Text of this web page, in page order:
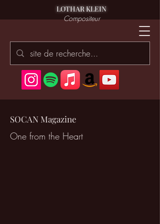
LOTHAR KLEIN
Compositeur
SOCAN Magazine
One from the Heart